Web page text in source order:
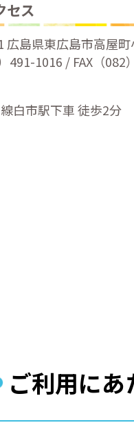
セス
広島県東広島市高屋
491-1016 / FAX（082
白市駅下車 徒歩2分
ご利用にあ